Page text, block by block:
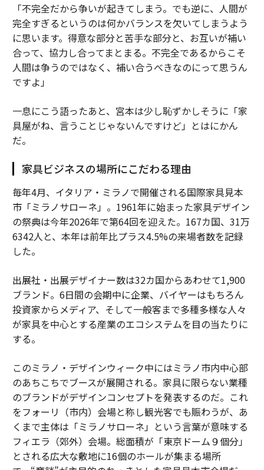
「不完全だから争いが起きてしまう。でも逆に、人間が
完全すぎるというのは何かバランスを欠いてしまうよう
に思います。得意な部分と苦手な部分と、お互いが補い
合って、協力し合ってまとまる。不完全であるからこそ
人間は争うのではなく、補い合うべきなのにって思うん
ですよ」
一息にこう語ったあと、宮本は少し恥ずかしそうに「家
具屋がね、言うことじゃないんですけど」とはにかん
だ。
家具ビジネスの場所にこだわる理由
毎年4月、イタリア・ミラノで開催される国際家具見本
市「ミラノサローネ」。1961年に始まった家具デザイン
の祭典は今年2026年で第64回を迎えた。167カ国、31万
6342人と、本年は前年比プラス4.5%の来場者数を記録
した。
出展社・出展デザイナー数は32カ国からあわせて1,900
ブランド。6日間の会期中に企業、バイヤーはもちろん
投資家からメディア、そして一般客まで多種多様な人々
が家具を中心とする産業のエコシステムを目の当たりに
する。
このミラノ・デザインウィーク中にはミラノ市内中心部
のあちこちでブースが展開される。家具に限らない業種
のブランドがデザインコンセプトを発表するのだ。これ
をフォーリ（市内）会場と称し観光客でも賑わうが、あ
くまで主体は「ミラノサローネ」という言葉が意味する
フィエラ（郊外）会場。総面積が「東京ドーム９個分」
とされる広大な敷地に16個のホールが集まる場所